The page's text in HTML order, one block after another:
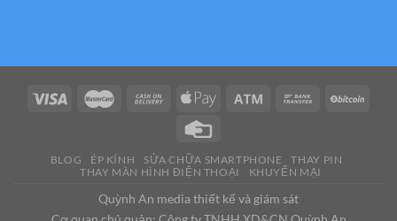
BLOG ÉP KÍNH SỬA CHỮA SMARTPHONE
THAY PIN
THAY MÀN HÌNH ĐIỆN THOẠI
KHUYẾN MẠI
Quỳnh An media thiết kế và giám sát